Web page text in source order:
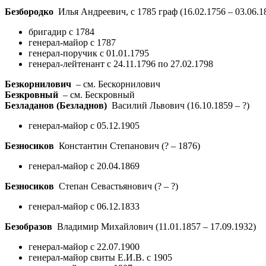
Безбородко Илья Андреевич, с 1785 граф (16.02.1756 –
бригадир с 1784
генерал-майор с 1787
генерал-поручик с 01.01.1795
генерал-лейтенант с 24.11.1796 по 27.02.1798
Безкорнилович – см. Бескорнилович
Безкровный – см. Бескровный
Безладанов (Безладнов) Василий Львович (16.10.1859 – ?)
генерал-майор с 05.12.1905
Безносиков Константин Степанович (? – 1876)
генерал-майор с 20.04.1869
Безносиков Степан Севастьянович (? – ?)
генерал-майор с 06.12.1833
Безобразов Владимир Михайлович (11.01.1857 – 17.09.1932)
генерал-майор с 22.07.1900
генерал-майор свиты Е.И.В. с 1905